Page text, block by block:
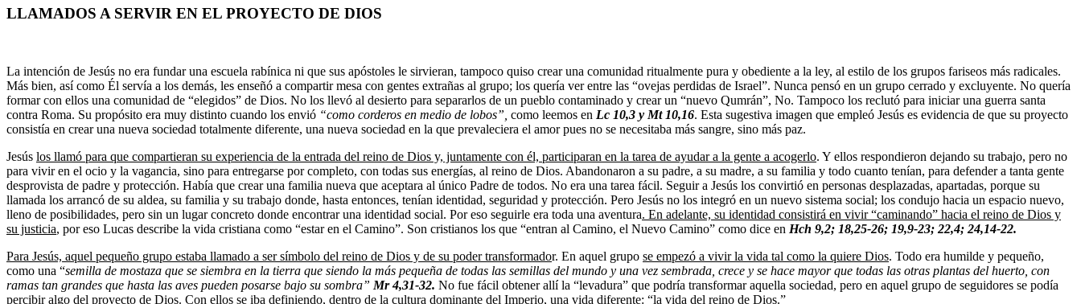
LLAMADOS A SERVIR EN EL PROYECTO DE DIOS
La intención de Jesús no era fundar una escuela rabínica ni que sus apóstoles le sirvieran, tampoco quiso crear una comunidad ritualmente pura y obediente a la ley, al estilo de los grupos fariseos más radicales.
Más bien, así como Él servía a los demás, les enseñó a compartir mesa con gentes extrañas al grupo; los quería ver entre las “ovejas perdidas de Israel”. Nunca pensó en un grupo cerrado y excluyente. No quería
formar con ellos una comunidad de “elegidos” de Dios. No los llevó al desierto para separarlos de un pueblo contaminado y crear un “nuevo Qumrán”, No. Tampoco los reclutó para iniciar una guerra santa
contra Roma. Su propósito era muy distinto cuando los envió “como corderos en medio de lobos”, como leemos en Lc 10,3 y Mt 10,16. Esta sugestiva imagen que empleó Jesús es evidencia de que su proyecto
consistía en crear una nueva sociedad totalmente diferente, una nueva sociedad en la que prevaleciera el amor pues no se necesitaba más sangre, sino más paz.
Jesús los llamó para que compartieran su experiencia de la entrada del reino de Dios y, juntamente con él, participaran en la tarea de ayudar a la gente a acogerlo. Y ellos respondieron dejando su trabajo, pero no
para vivir en el ocio y la vagancia, sino para entregarse por completo, con todas sus energías, al reino de Dios. Abandonaron a su padre, a su madre, a su familia y todo cuanto tenían, para defender a tanta gente
desprovista de padre y protección. Había que crear una familia nueva que aceptara al único Padre de todos. No era una tarea fácil. Seguir a Jesús los convirtió en personas desplazadas, apartadas, porque su
llamada los arrancó de su aldea, su familia y su trabajo donde, hasta entonces, tenían identidad, seguridad y protección. Pero Jesús no los integró en un nuevo sistema social; los condujo hacia un espacio nuevo,
lleno de posibilidades, pero sin un lugar concreto donde encontrar una identidad social. Por eso seguirle era toda una aventura. En adelante, su identidad consistirá en vivir “caminando” hacia el reino de Dios y
su justicia, por eso Lucas describe la vida cristiana como “estar en el Camino”. Son cristianos los que “entran al Camino, el Nuevo Camino” como dice en Hch 9,2; 18,25-26; 19,9-23; 22,4; 24,14-22.
Para Jesús, aquel pequeño grupo estaba llamado a ser símbolo del reino de Dios y de su poder transformador. En aquel grupo se empezó a vivir la vida tal como la quiere Dios. Todo era humilde y pequeño,
como una “semilla de mostaza que se siembra en la tierra que siendo la más pequeña de todas las semillas del mundo y una vez sembrada, crece y se hace mayor que todas las otras plantas del huerto, con
ramas tan grandes que hasta las aves pueden posarse bajo su sombra” Mr 4,31-32. No fue fácil obtener allí la “levadura” que podría transformar aquella sociedad, pero en aquel grupo de seguidores se podía
percibir algo del proyecto de Dios. Con ellos se iba definiendo, dentro de la cultura dominante del Imperio, una vida diferente: “la vida del reino de Dios.”